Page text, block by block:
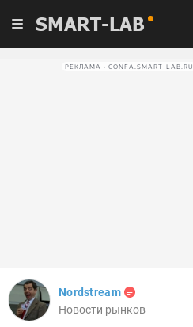
SMART-LAB
РЕКЛАМА • CONFA.SMART-LAB.RU
Nordstream
Новости рынков